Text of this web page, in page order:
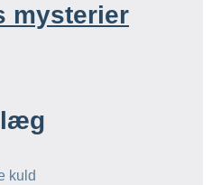
mysterier
kuld